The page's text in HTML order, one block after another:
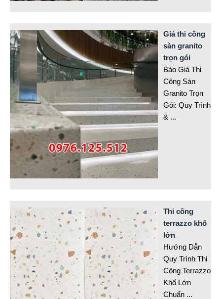
Giá thi công
sàn granito
trọn gói
Báo Giá Thi
Công Sàn
Granito Trọn
Gói: Quy Trình
& ...
Thi công
terrazzo khổ
lớn
Hướng Dẫn
Quy Trình Thi
Công Terrazzo
Khổ Lớn
Chuẩn ...